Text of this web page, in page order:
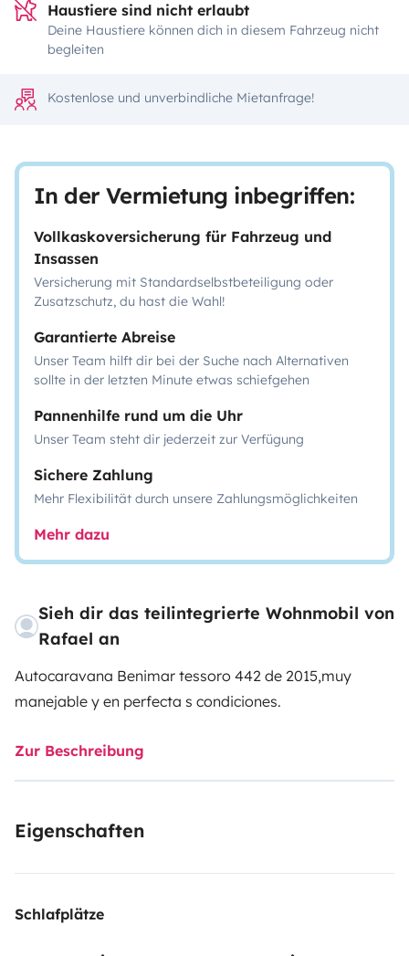
Haustiere sind nicht erlaubt
Deine Haustiere können dich in diesem Fahrzeug nicht
begleiten
Kostenlose und unverbindliche Mietanfrage!
In der Vermietung inbegriffen:
Vollkaskoversicherung für Fahrzeug und
Insassen
Versicherung mit Standardselbstbeteiligung oder
Zusatzschutz, du hast die Wahl!
Garantierte Abreise
Unser Team hilft dir bei der Suche nach Alternativen
sollte in der letzten Minute etwas schiefgehen
Pannenhilfe rund um die Uhr
Unser Team steht dir jederzeit zur Verfügung
Sichere Zahlung
Mehr Flexibilität durch unsere Zahlungsmöglichkeiten
Mehr dazu
Sieh dir das teilintegrierte Wohnmobil von
Rafael an
Autocaravana Benimar tessoro 442 de 2015,muy
manejable y en perfecta s condiciones.
Zur Beschreibung
Eigenschaften
Schlafplätze